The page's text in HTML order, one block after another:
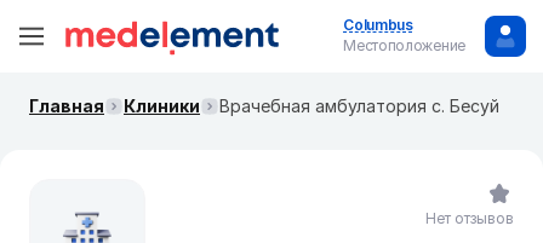
Columbus
Местоположение
Главная Клиники Врачебная амбулатория с. Бесуй
Нет отзывов